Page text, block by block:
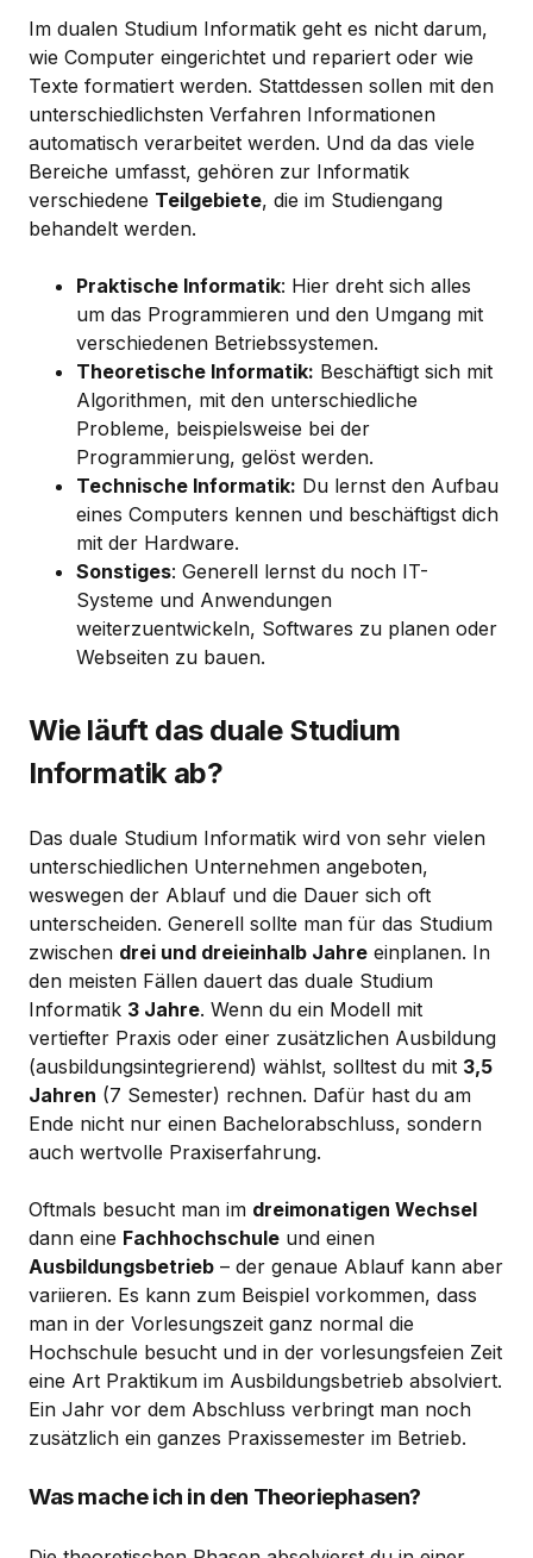
Im dualen Studium Informatik geht es nicht darum,
wie Computer eingerichtet und repariert oder wie
Texte formatiert werden. Stattdessen sollen mit den
unterschiedlichsten Verfahren Informationen
automatisch verarbeitet werden. Und da das viele
Bereiche umfasst, gehören zur Informatik
verschiedene Teilgebiete, die im Studiengang
behandelt werden.
Praktische Informatik: Hier dreht sich alles
um das Programmieren und den Umgang mit
verschiedenen Betriebssystemen.
Theoretische Informatik: Beschäftigt sich mit
Algorithmen, mit den unterschiedliche
Probleme, beispielsweise bei der
Programmierung, gelöst werden.
Technische Informatik: Du lernst den Aufbau
eines Computers ­kennen und beschäftigst dich
mit der Hardware.
Sonstiges: Generell lernst du noch IT-
Systeme und Anwendungen
weiterzuentwickeln, Softwares zu planen oder
Webseiten zu bauen.
Wie läuft das duale Studium
Informatik ab?
Das duale Studium Informatik wird von sehr vielen
unterschiedlichen Unternehmen angeboten,
weswegen der Ablauf und die Dauer sich oft
unterscheiden. Generell sollte man für das Studium
zwischen drei und dreieinhalb Jahre einplanen. In
den meisten Fällen dauert das duale Studium
Informatik 3 Jahre. Wenn du ein Modell mit
vertiefter Praxis oder einer zusätzlichen Ausbildung
(ausbildungsintegrierend) wählst, solltest du mit 3,5
Jahren (7 Semester) rechnen. Dafür hast du am
Ende nicht nur einen Bachelorabschluss, sondern
auch wertvolle Praxiserfahrung.
Oftmals besucht man im dreimonatigen Wechsel
dann eine Fachhochschule und einen
Ausbildungsbetrieb – der genaue Ablauf kann aber
variieren. Es kann zum Beispiel vorkommen, dass
man in der Vorlesungszeit ganz normal die
Hochschule besucht und in der vorlesungsfeien Zeit
eine Art Praktikum im Ausbildungsbetrieb absolviert.
Ein Jahr vor dem Abschluss verbringt man noch
zusätzlich ein ganzes Praxissemester im Betrieb.
Was mache ich in den Theoriephasen?